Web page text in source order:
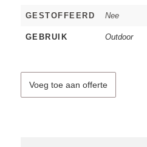
GESTOFFEERD Nee
GEBRUIK Outdoor
Voeg toe aan offerte